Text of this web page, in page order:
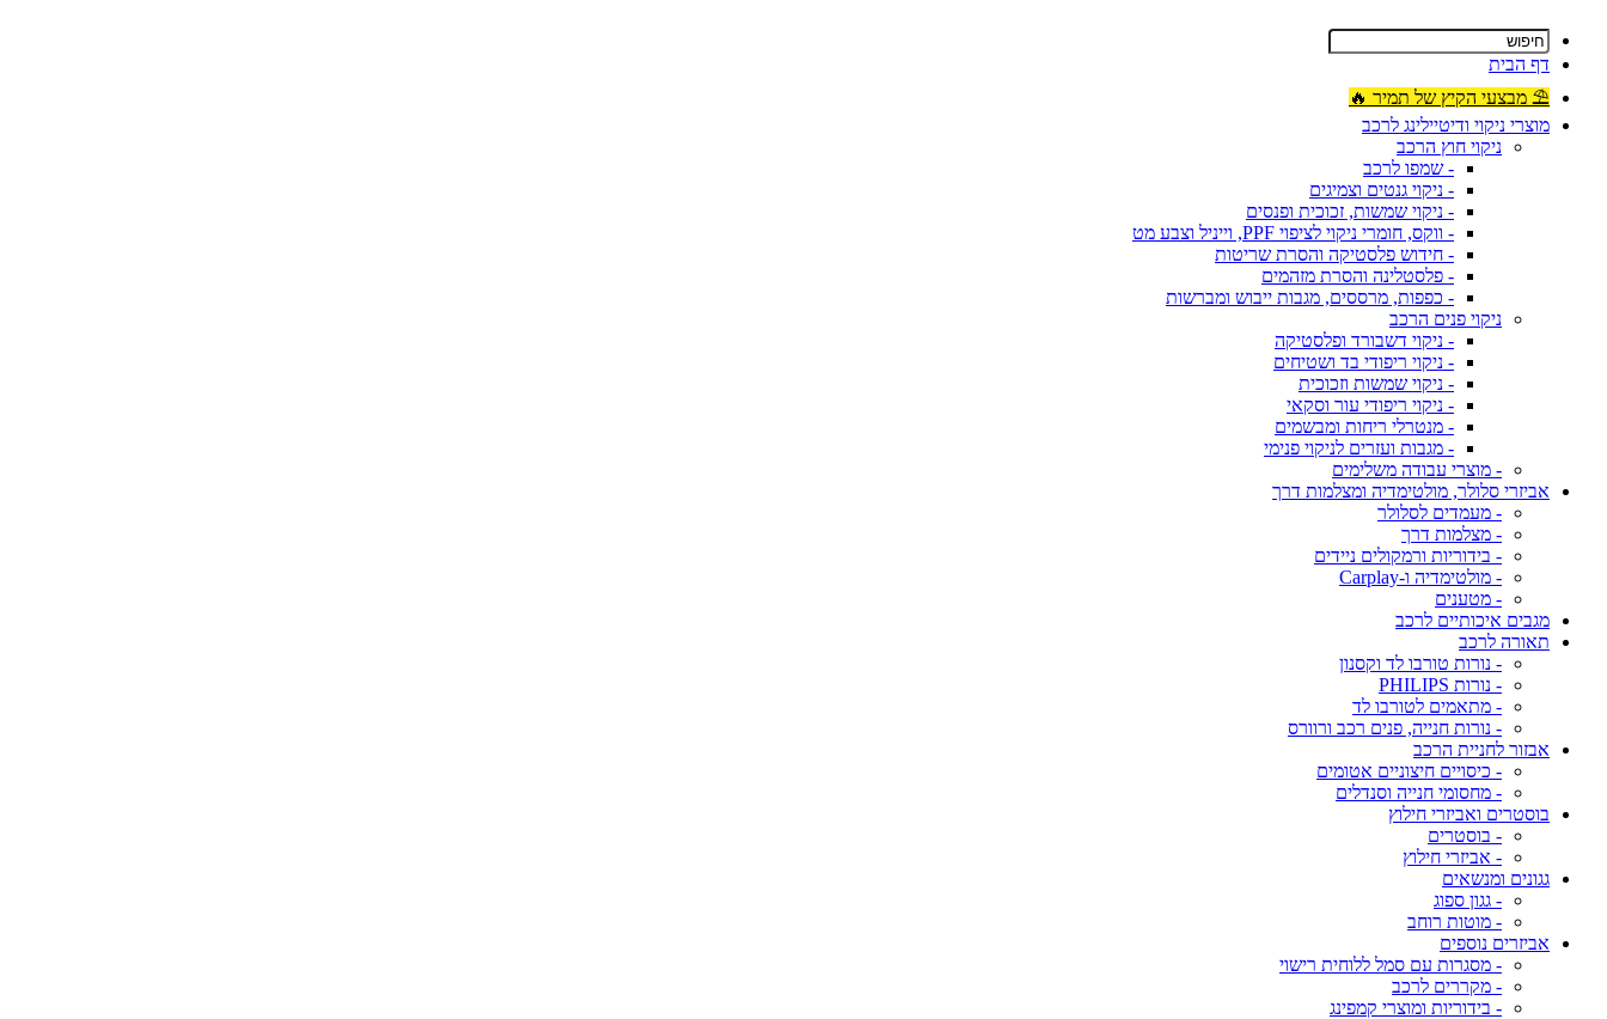
דף הבית
⛱ מבצעי הקיץ של תמיר 🔥
מוצרי ניקוי ודיטיילינג לרכב
ניקוי חוץ הרכב
- שמפו לרכב
- ניקוי גנטים וצמיגים
- ניקוי שמשות, זכוכית ופנסים
- ווקס, חומרי ניקוי לציפוי PPF, וייניל וצבע מט
- חידוש פלסטיקה והסרת שריטות
- פלסטלינה והסרת מזהמים
- כפפות, מרססים, מגבות ייבוש ומברשות
ניקוי פנים הרכב
- ניקוי דשבורד ופלסטיקה
- ניקוי ריפודי בד ושטיחים
- ניקוי שמשות וזכוכית
- ניקוי ריפודי עור וסקאי
- מנטרלי ריחות ומבשמים
- מגבות ועזרים לניקוי פנימי
- מוצרי עבודה משלימים
אביזרי סלולר, מולטימדיה ומצלמות דרך
- מעמדים לסלולר
- מצלמות דרך
- בידוריות ורמקולים ניידים
- מולטימדיה ו-Carplay
- מטענים
מגבים איכותיים לרכב
תאורה לרכב
- נורות טורבו לד וקסנון
- נורות PHILIPS
- מתאמים לטורבו לד
- נורות חנייה, פנים רכב ורוורס
אבזור לחניית הרכב
- כיסויים חיצוניים אטומים
- מחסומי חנייה וסנדלים
בוסטרים ואביזרי חילוץ
- בוסטרים
- אביזרי חילוץ
גגונים ומנשאים
- גגון ספוג
- מוטות רוחב
אביזרים נוספים
- מסגרות עם סמל ללוחית רישוי
- מקררים לרכב
- בידוריות ומוצרי קמפינג